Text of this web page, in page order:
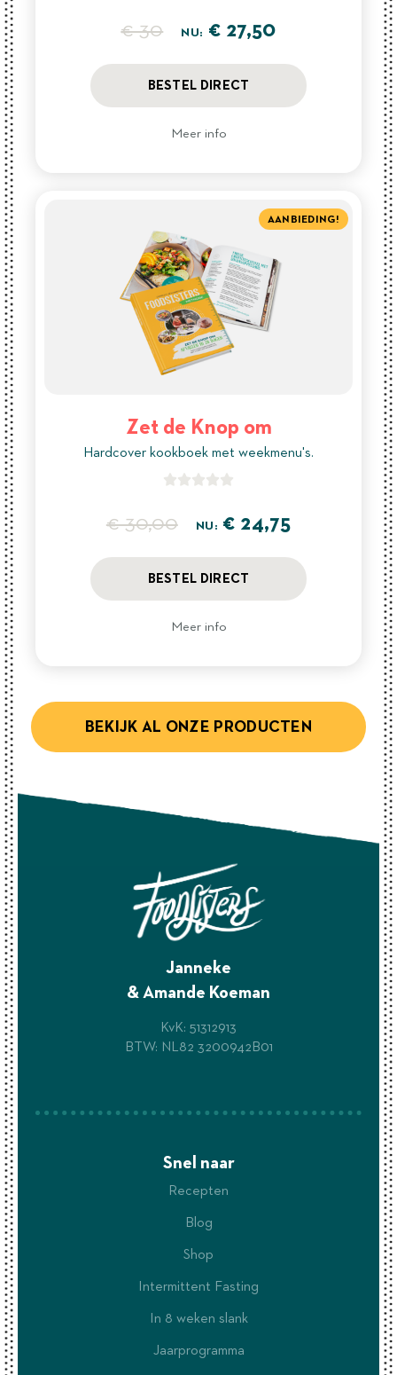
€ 30 NU: € 27,50
BESTEL DIRECT
Meer info
AANBIEDING!
Zet de Knop om
Hardcover kookboek met weekmenu's.

€ 30,00 NU: € 24,75
BESTEL DIRECT
Meer info
BEKIJK AL ONZE PRODUCTEN
Janneke
& Amande Koeman
KvK: 51312913
BTW: NL82 3200942B01
Snel naar
Recepten
Blog
Shop
Intermittent Fasting
In 8 weken slank
Jaarprogramma